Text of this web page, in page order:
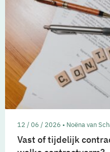
12 / 06 / 2026 • Noëna van
Vast of tijdelijk